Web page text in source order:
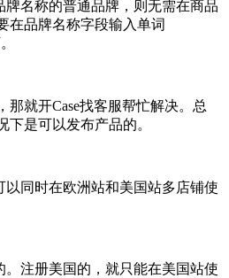
名称的普通品牌，则无需在商品
在品牌名称字段输入单词
那就开Case找客服帮忙解决。总
下是可以发布产品的。
同时在欧洲站和美国站多店铺使
注册美国的，就只能在美国站使